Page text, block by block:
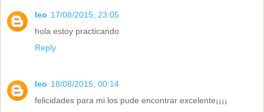
leo 17/08/2015, 23:05
hola estoy practicando
Reply
leo 18/08/2015, 00:14
felicidades para mi los pude encontrar excelente¡¡¡¡